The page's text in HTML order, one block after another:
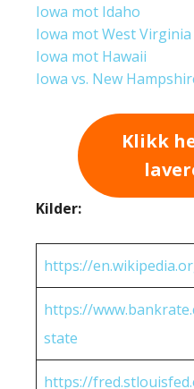
Iowa mot Idaho
Iowa mot West Virginia
Iowa mot Hawaii
Iowa vs. New
Klikk
Kilder:
https://
https://
state
https://